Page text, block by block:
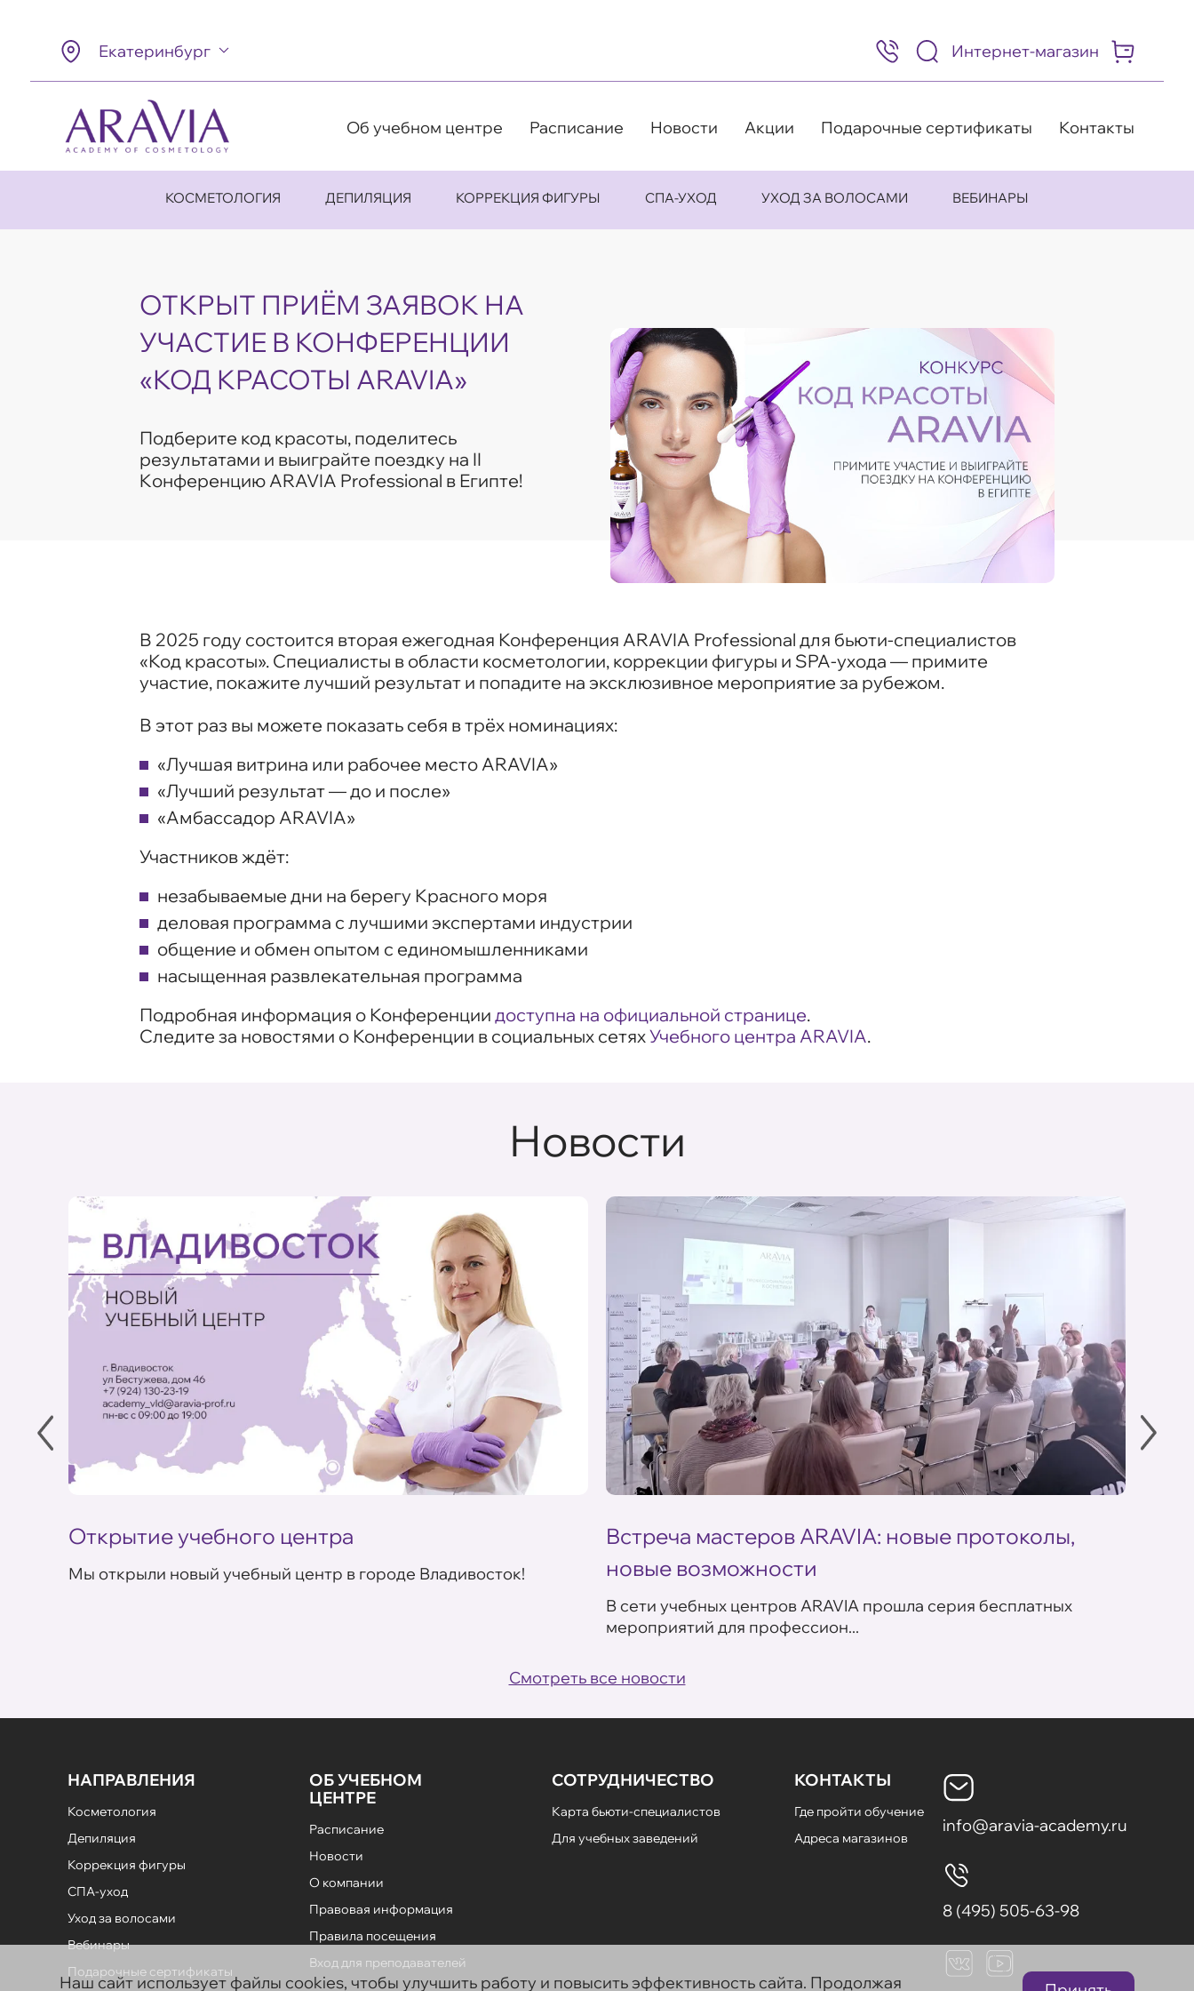
Екатеринбург
8
(495)
505-
98
Интернет-магазин
Об учебном центре Расписание Новости Акции Подарочные сертификаты Контакты
КОСМЕТОЛОГИЯ ДЕПИЛЯЦИЯ КОРРЕКЦИЯ ФИГУРЫ СПА-УХОД УХОД ЗА ВОЛОСАМИ ВЕБИНАРЫ
ОТКРЫТ ПРИЁМ ЗАЯВОК НА
УЧАСТИЕ В КОНФЕРЕНЦИИ
«КОД КРАСОТЫ ARAVIA»
Подберите код красоты, поделитесь
результатами и выиграйте поездку на II
Kонференцию ARAVIA Professional в Египте!
В 2025 году состоится вторая ежегодная Конференция ARAVIA Professional для бьюти-специалистов
«Код красоты». Специалисты в области косметологии, коррекции фигуры и SPA-ухода — примите
участие, покажите лучший результат и попадите на эксклюзивное мероприятие за рубежом.
В этот раз вы можете показать себя в трёх номинациях:
«Лучшая витрина или рабочее место ARAVIA»
«Лучший результат — до и после»
«Амбассадор ARAVIA»
Участников ждёт:
незабываемые дни на берегу Красного моря
деловая программа с лучшими экспертами индустрии
общение и обмен опытом с единомышленниками
насыщенная развлекательная программа
Подробная информация о Конференции доступна на официальной странице.
Следите за новостями о Конференции в социальных сетяхУчебного центра ARAVIA.
Новости
Открытие учебного центра
Мы открыли новый учебный центр в городе Владивосток!
Встреча мастеров ARAVIA: новые протоколы,
новые возможности
В сети учебных центров ARAVIA прошла серия бесплатных
мероприятий для профессион...
Смотреть все новости
НАПРАВЛЕНИЯ
Косметология
Депиляция
Коррекция фигуры
СПА-уход
Уход за волосами
Вебинары
Подарочные сертификаты
ОБ УЧЕБНОМ
ЦЕНТРЕ
Расписание
Новости
О компании
Правовая информация
Правила посещения
Вход для преподавателей
СОТРУДНИЧЕСТВО
Карта бьюти-специалистов
Для учебных заведений
КОНТАКТЫ
Где пройти обучение
Адреса магазинов
info@aravia-academy.ru
8 (495) 505-63-98
Наш сайт использует файлы cookies, чтобы улучшить работу и повысить эффективность сайта. Продолжая